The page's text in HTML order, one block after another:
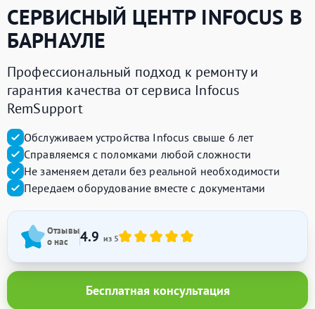
СЕРВИСНЫЙ ЦЕНТР INFOCUS В
БАРНАУЛЕ
Профессиональный подход к ремонту и
гарантия качества от сервиса Infocus
RemSupport
Обслуживаем устройства Infocus свыше 6 лет
Справляемся с поломками любой сложности
Не заменяем детали без реальной необходимости
Передаем оборудование вместе с документами
Отзывы
о нас
4.9 из 5
Бесплатная консультация